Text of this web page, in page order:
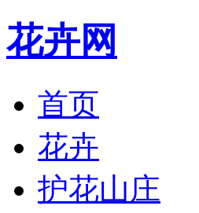
花卉网
首页
花卉
护花山庄